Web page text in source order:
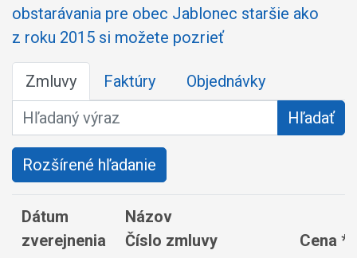
obstarávania pre obec Jablonec staršie ako
z roku 2015 si možete pozrieť
Zmluvy Faktúry
Objednávky
Hľadaný výraz
Hľadať
Rozšírené hľadanie
Dátum
zverejnenia
Názov
Číslo zmluvy
Cena *